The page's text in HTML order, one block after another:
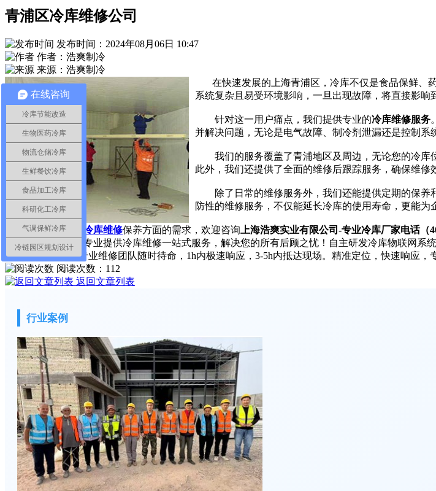
青浦区冷库维修公司
发布时间：2024年08月06日 10:47
作者：浩爽制冷
来源：浩爽制冷
在快速发展的上海青浦区，冷库不仅是食品保鲜、
系统复杂且易受环境影响，一旦出现故障，将直接影响
针对这一用户痛点，我们提供专业的冷库维修服务
并解决问题，无论是电气故障、制冷剂泄漏还是控制系
我们的服务覆盖了青浦地区及周边，无论您的冷库
此外，我们还提供了全面的维修后跟踪服务，确保维修
除了日常的维修服务外，我们还能提供定期的保养
防性的维修服务，不仅能延长冷库的使用寿命，更能为
如果您近期有 冷库维修保养方面的需求，欢迎咨询 上海浩爽实业有限公司-专业冷库厂家电话（
库售后维修经验，专业提供冷库维修一站式服务，解决您的所有后顾之忧！自主研发冷库物联网
200个售后网点，专业维修团队随时待命，1h内极速响应，3-5h内抵达现场。精准定位，快速响应
阅读次数： 112
返回文章列表
行业案例
在线咨询
冷库节能改造
生物医药冷库
物流仓储冷库
生鲜餐饮冷库
食品加工冷库
科研化工冷库
气调保鲜冷库
冷链园区规划设计